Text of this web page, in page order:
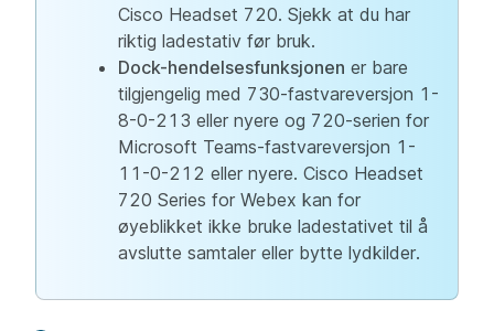
Cisco Headset 720. Sjekk at du har
riktig ladestativ før bruk.
Dock-hendelsesfunksjonen er bare
tilgjengelig med 730-fastvareversjon 1-
8-0-213 eller nyere og 720-serien for
Microsoft Teams-fastvareversjon 1-
11-0-212 eller nyere. Cisco Headset
720 Series for Webex kan for
øyeblikket ikke bruke ladestativet til å
avslutte samtaler eller bytte lydkilder.